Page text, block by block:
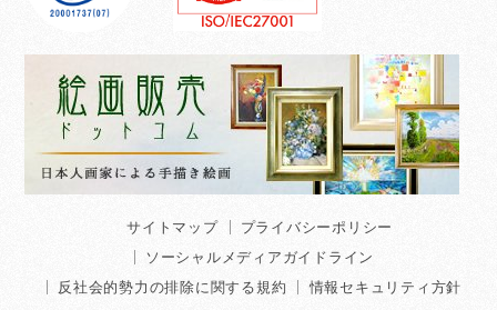
サイトマップ
プライバシーポリシー
ソーシャルメディアガイドライン
反社会的勢力の排除に関する規約
情報セキュリティ方針